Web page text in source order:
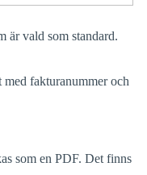
är vald som standard.
fakturanummer och
som en PDF. Det finns